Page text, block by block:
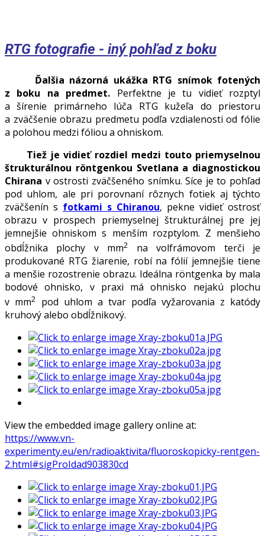
RTG fotografie - iný pohľad z boku
Ďalšia názorná ukážka RTG snímok fotených
z boku na predmet. Perfektne je tu vidieť rozptyl
a šírenie primárneho lúča RTG kužeľa do priestoru
a zväčšenie obrazu predmetu podľa vzdialenosti od fólie
a polohou medzi fóliou a ohniskom.
Tiež je vidieť rozdiel medzi touto priemyselnou
štrukturálnou röntgenkou Svetlana a diagnostickou
Chirana v ostrosti zväčšeného snímku. Síce je to pohľad
pod uhlom, ale pri porovnaní rôznych fotiek aj týchto
zväčšenín s fotkami s Chiranou, pekne vidieť ostrosť
obrazu v prospech priemyselnej štrukturálnej pre jej
jemnejšie ohniskom s menším rozptylom. Z menšieho
obdĺžnika plochy v mm2
na volfrámovom terči je
produkované RTG žiarenie, robí na fólií jemnejšie tiene
a menšie rozostrenie obrazu. Ideálna röntgenka by mala
bodové ohnisko, v praxi má ohnisko nejakú plochu
v mm2
pod uhlom a tvar podľa vyžarovania z katódy
kruhový alebo obdĺžnikový.
View the embedded image gallery online at:
https://www.vn-
experimenty.eu/en/radioaktivita/fluoroskopicky-rentgen-
2.html#sigProIdad903830cd